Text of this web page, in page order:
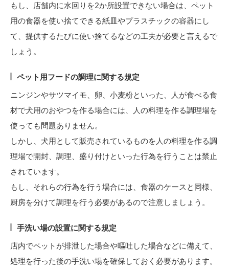
もし、店舗内に水回りを2か所設置できない場合は、ペット
用の食器を使い捨てできる紙皿やプラスチックの容器にし
て、提供するたびに使い捨てるなどの工夫が必要と言えるで
しょう。
ペット用フードの調理に関する規定
ニンジンやサツマイモ、卵、小麦粉といった、人が食べる食
材で犬用のおやつを作る場合には、人の料理を作る調理場を
使っても問題ありません。
しかし、犬用として販売されているものを人の料理を作る調
理場で開封、調理、盛り付けといった行為を行うことは禁止
されています。
もし、それらの行為を行う場合には、食器のケースと同様、
厨房を分けて調理を行う必要があるので注意しましょう。
手洗い場の設置に関する規定
店内でペットが排泄した場合や嘔吐した場合などに備えて、
処理を行った後の手洗い場を確保しておく必要があります。